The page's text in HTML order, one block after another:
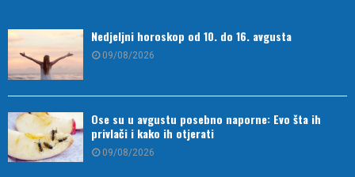
Nedjeljni horoskop od 10. do 16. avgusta
09/08/2026
Ose su u avgustu posebno naporne: Evo šta ih
privlači i kako ih otjerati
09/08/2026